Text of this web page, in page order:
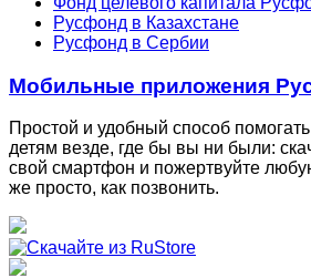
Русфонд в Казахстане
Русфонд в Сербии
Мобильные приложения
Простой и удобный способ
детям везде, где бы вы ни были:
свой смартфон и пожертвуйте
же просто, как позвонить.